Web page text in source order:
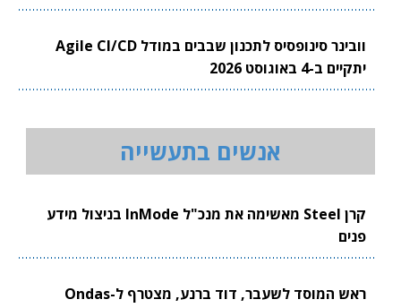
וובינר סינופסיס לתכנון שבבים במודל Agile CI/CD
יתקיים ב-4 באוגוסט 2026
אנשים בתעשייה
קרן Steel מאשימה את מנכ"ל InMode בניצול מידע
פנים
ראש המוסד לשעבר, דוד ברנע, מצטרף ל-Ondas